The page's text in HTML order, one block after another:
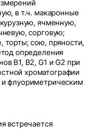
в т.ч. макаронные
ячменную,
сорговую;
торты; сою, пряности,
определения
В1, В2, G1 и G2 при
хроматографии
и флуориметрическим
встречается